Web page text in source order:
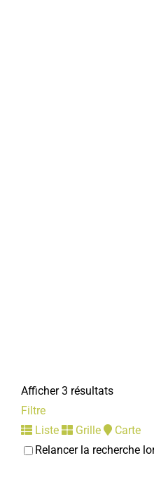
Afficher 3 résultats
Filtre
Liste
Grille
Carte
Relancer la recherche